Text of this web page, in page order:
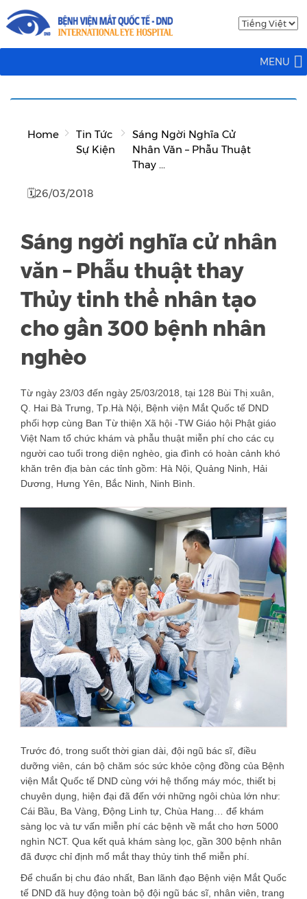
MENU
Home
Tin Tức
Sự Kiện
Sáng Ngời Nghĩa Cử
Nhân Văn – Phẫu Thuật
Thay ...
🗓26/03/2018
Sáng ngời nghĩa cử nhân
văn – Phẫu thuật thay
Thủy tinh thể nhân tạo
cho gần 300 bệnh nhân
nghèo
Từ ngày 23/03 đến ngày 25/03/2018, tại 128 Bùi Thị xuân,
Q. Hai Bà Trưng, Tp.Hà Nội, Bệnh viện Mắt Quốc tế DND
phối hợp cùng Ban Từ thiện Xã hội -TW Giáo hội Phật giáo
Việt Nam tổ chức khám và phẫu thuật miễn phí cho các cụ
người cao tuổi trong diện nghèo, gia đình có hoàn cảnh khó
khăn trên địa bàn các tỉnh gồm: Hà Nội, Quảng Ninh, Hải
Dương, Hưng Yên, Bắc Ninh, Ninh Bình.
Trước đó, trong suốt thời gian dài, đội ngũ bác sĩ, điều
dưỡng viên, cán bộ chăm sóc sức khỏe cộng đồng của Bệnh
viện Mắt Quốc tế DND cùng với hệ thống máy móc, thiết bị
chuyên dụng, hiện đại đã đến với những ngôi chùa lớn như:
Cái Bầu, Ba Vàng, Động Linh tự, Chùa Hang… để khám
sàng lọc và tư vấn miễn phí các bệnh về mắt cho hơn 5000
nghìn NCT. Qua kết quả khám sàng lọc, gần 300 bệnh nhân
đã được chỉ định mổ mắt thay thủy tinh thể miễn phí.
Để chuẩn bị chu đáo nhất, Ban lãnh đạo Bệnh viện Mắt Quốc
tế DND đã huy động toàn bộ đội ngũ bác sĩ, nhân viên, trang